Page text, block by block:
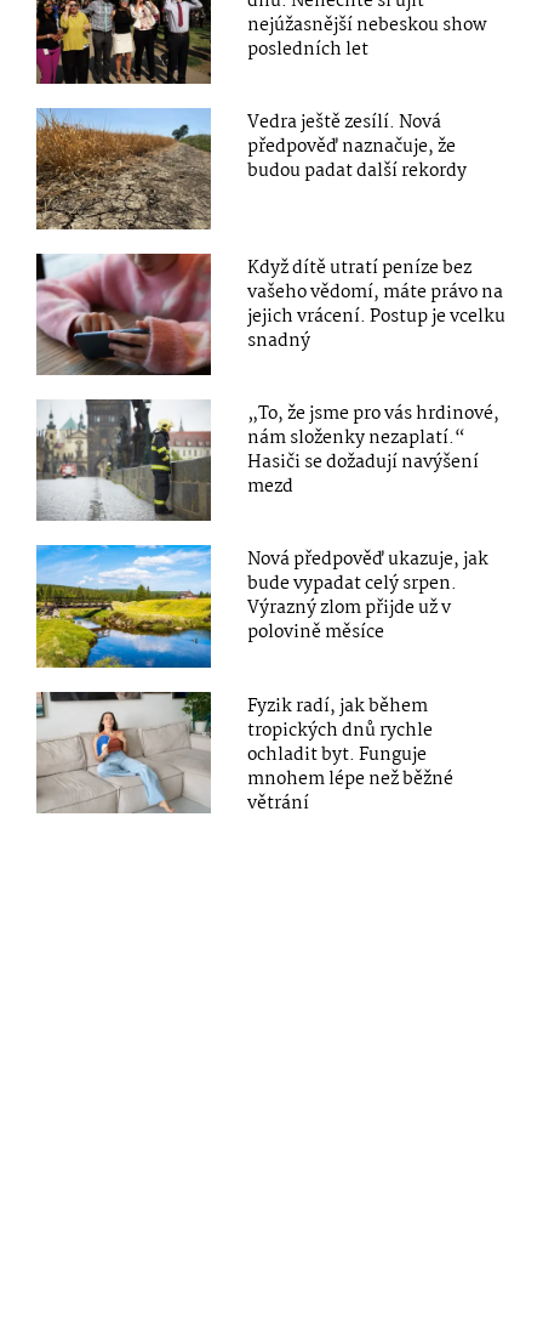
nejúžasnější nebeskou show
posledních let
Vedra ještě zesílí. Nová
předpověď naznačuje, že
budou padat další rekordy
Když dítě utratí peníze bez
vašeho vědomí, máte právo na
jejich vrácení. Postup je vcelku
snadný
„To, že jsme pro vás hrdinové,
nám složenky nezaplatí.“
Hasiči se dožadují navýšení
mezd
Nová předpověď ukazuje, jak
bude vypadat celý srpen.
Výrazný zlom přijde už v
polovině měsíce
Fyzik radí, jak během
tropických dnů rychle
ochladit byt. Funguje
mnohem lépe než běžné
větrání